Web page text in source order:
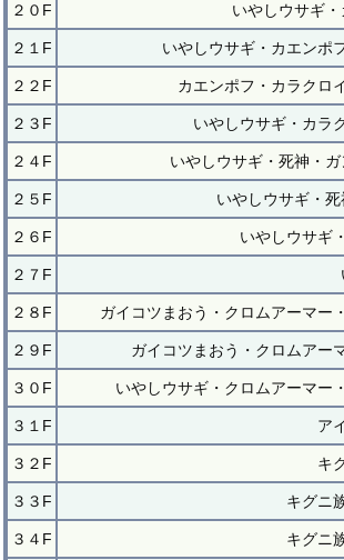
２０F いやしウサギ
２１F いやしウサギ・カエンポ
２２F カエンポフ・カラクロ
２３F いやしウサギ・カラ
２４F いやしウサギ・死神・
２５F いやしウサギ・
２６F いやしウサギ
２７F
２８F ガイコツまおう・クロムアーマー
２９F ガイコツまおう・クロムアー
３０F いやしウサギ・クロムアーマー
３１F ア
３２F キ
３３F キグニ
３４F キグニ